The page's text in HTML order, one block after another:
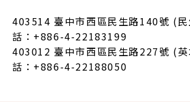
403514 臺中市西區民生路140號 (
話：+886-4-22183199
403012 臺中市西區民生路227號 (
話：+886-4-22188050